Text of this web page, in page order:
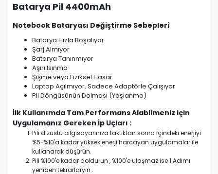
Batarya Pil 4400mAh
Notebook Bataryası Değiştirme Sebepleri
Batarya Hızla Boşalıyor
Şarj Almıyor
Batarya Tanınmıyor
Aşırı Isınma
Şişme veya Fiziksel Hasar
Laptop Açılmıyor, Sadece Adaptörle Çalışıyor
Pil Döngüsünün Dolması (Yaşlanma)
İlk Kullanımda Tam Performans Alabilmeniz için
Uygulamanız Gereken İp Uçları :
Pili dizüstü bilgisayarınıza taktıktan sonra içindeki enerjiyi
%5-%10'a kadar yüksek enerji harcayan uygulamalar ile
kullanarak düşürün.
Pili %100'e kadar doldurun , %100'e ulaşmaz ise 1.Adımı
yeniden tekrarlaryın .